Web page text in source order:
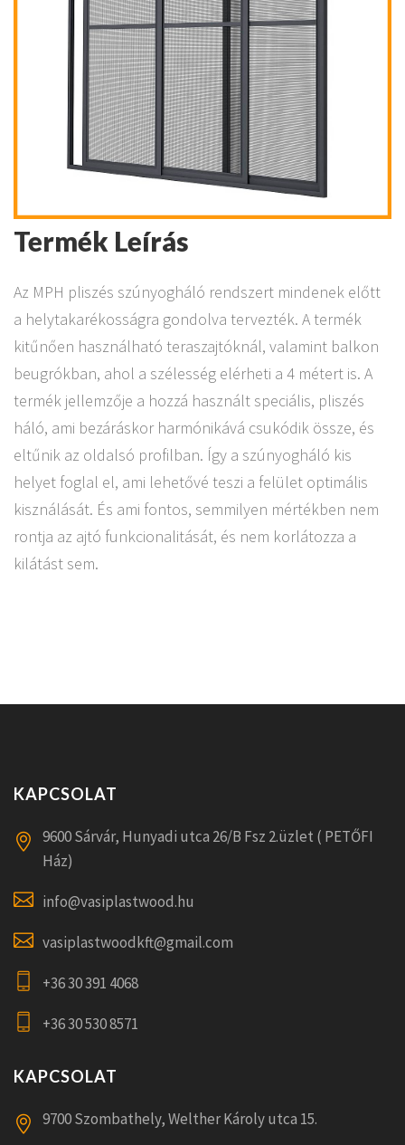
Termék Leírás
Az MPH pliszés szúnyogháló rendszert mindenek előtt
a helytakarékosságra gondolva tervezték. A termék
kitűnően használható teraszajtóknál, valamint balkon
beugrókban, ahol a szélesség elérheti a 4 métert is. A
termék jellemzője a hozzá használt speciális, pliszés
háló, ami bezáráskor harmónikává csukódik össze, és
eltűnik az oldalsó profilban. Így a szúnyogháló kis
helyet foglal el, ami lehetővé teszi a felület optimális
kisználását. És ami fontos, semmilyen mértékben nem
rontja az ajtó funkcionalitását, és nem korlátozza a
kilátást sem.
KAPCSOLAT
9600 Sárvár, Hunyadi utca 26/B Fsz 2.üzlet ( PETŐFI
Ház)
info@vasiplastwood.hu
vasiplastwoodkft@gmail.com
+36 30 391 4068
+36 30 530 8571
KAPCSOLAT
9700 Szombathely, Welther Károly utca 15.